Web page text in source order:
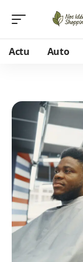
Actu Auto